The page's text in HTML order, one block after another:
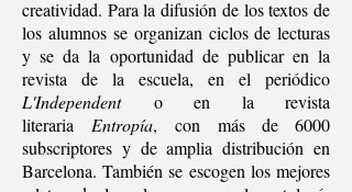
creatividad. Para la difusión de los textos de
los alumnos se organizan ciclos de lecturas
y se da la oportunidad de publicar en la
revista de la escuela, en el periódico
L'Independento en la revista
literaria Entropía, con más de 6000
subscriptores y de amplia distribución en
Barcelona. También se escogen los mejores